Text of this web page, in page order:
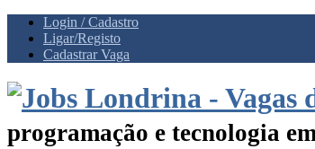
Login / Cadastro
Ligar/Registo
Cadastrar Vaga
programação e tecnologia